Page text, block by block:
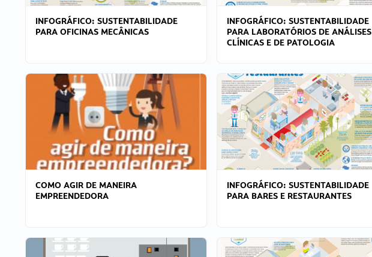
INFOGRÁFICO: SUSTENTABILIDADE
PARA OFICINAS MECÂNICAS
INFOGRÁFICO: SUSTENTABILIDADE
PARA LABORATÓRIOS DE ANÁLISES
CLÍNICAS E DE PATOLOGIA
COMO AGIR DE MANEIRA
EMPREENDEDORA
INFOGRÁFICO: SUSTENTABILIDADE
PARA BARES E RESTAURANTES